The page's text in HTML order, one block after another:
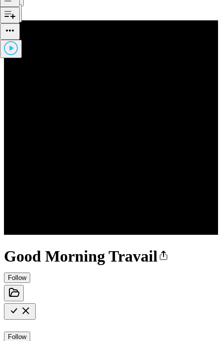
Good Morning Travail
Follow
Follow